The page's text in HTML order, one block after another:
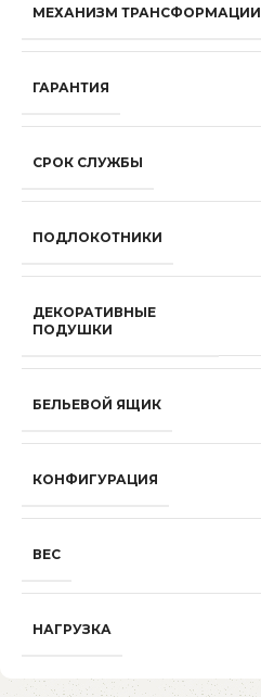
МЕХАНИЗМ ТРАНСФОРМАЦИИ
ГАРАНТИЯ
СРОК СЛУЖБЫ
ПОДЛОКОТНИКИ
ДЕКОРАТИВНЫЕ
ПОДУШКИ
БЕЛЬЕВОЙ ЯЩИК
КОНФИГУРАЦИЯ
ВЕС
НАГРУЗКА